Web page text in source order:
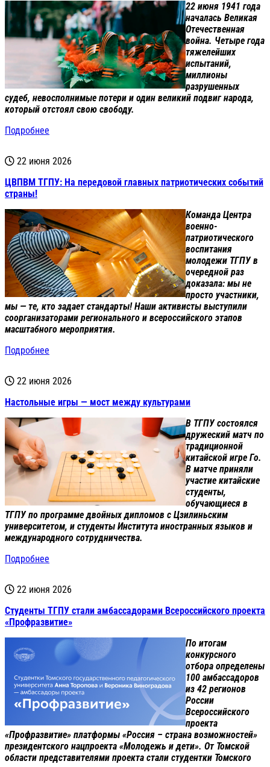
22 июня 1941 года
началась Великая
Отечественная
война. Четыре года
тяжелейших
испытаний,
миллионы
разрушенных
судеб, невосполнимые потери и один великий подвиг народа,
который отстоял свою свободу.
Подробнее
22 июня 2026
ЦВПВМ ТГПУ: На передовой главных патриотических событий
страны!
Команда Центра
военно-
патриотического
воспитания
молодежи ТГПУ в
очередной раз
доказала: мы не
просто участники,
мы — те, кто задает стандарты! Наши активисты выступили
соорганизаторами регионального и всероссийского этапов
масштабного мероприятия.
Подробнее
22 июня 2026
Настольные игры — мост между культурами
В ТГПУ состоялся
дружеский матч по
традиционной
китайской игре Го.
В матче приняли
участие китайские
студенты,
обучающиеся в
ТГПУ по программе двойных дипломов с Цзилиньским
университетом, и студенты Института иностранных языков и
международного сотрудничества.
Подробнее
22 июня 2026
Студенты ТГПУ стали амбассадорами Всероссийского проекта
«Профразвитие»
По итогам
конкурсного
отбора определены
100 амбассадоров
из 42 регионов
России
Всероссийского
проекта
«Профразвитие» платформы «Россия – страна возможностей»
президентского нацпроекта «Молодежь и дети». От Томской
области представителями проекта стали студентки Томского